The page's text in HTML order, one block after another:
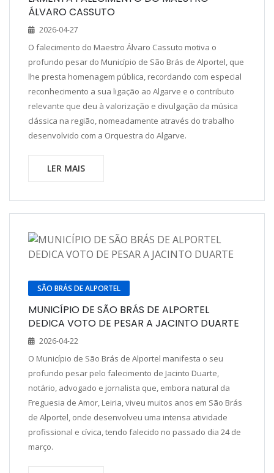
ÁLVARO CASSUTO
2026-04-27
O falecimento do Maestro Álvaro Cassuto motiva o
profundo pesar do Município de São Brás de Alportel, que
lhe presta homenagem pública, recordando com especial
reconhecimento a sua ligação ao Algarve e o contributo
relevante que deu à valorização e divulgação da música
clássica na região, nomeadamente através do trabalho
desenvolvido com a Orquestra do Algarve.
LER MAIS
SÃO BRÁS DE ALPORTEL
MUNICÍPIO DE SÃO BRÁS DE ALPORTEL
DEDICA VOTO DE PESAR A JACINTO DUARTE
2026-04-22
O Município de São Brás de Alportel manifesta o seu
profundo pesar pelo falecimento de Jacinto Duarte,
notário, advogado e jornalista que, embora natural da
Freguesia de Amor, Leiria, viveu muitos anos em São Brás
de Alportel, onde desenvolveu uma intensa atividade
profissional e cívica, tendo falecido no passado dia 24 de
março.